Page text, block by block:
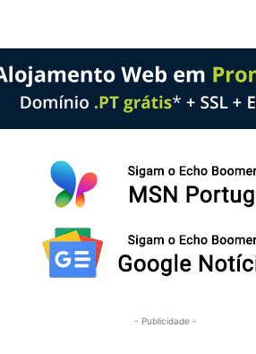
- Publicidade -